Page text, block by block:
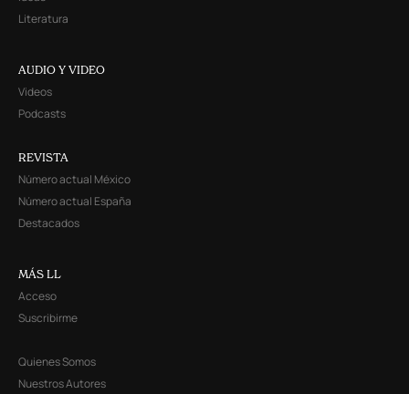
Literatura
AUDIO Y VIDEO
Videos
Podcasts
REVISTA
Número actual México
Número actual España
Destacados
MÁS LL
Acceso
Suscribirme
Quienes Somos
Nuestros Autores